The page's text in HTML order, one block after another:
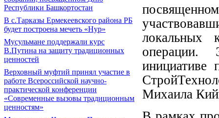
Республики Башкортостан
В с.Тарказы Ермекеевского района РБ
будет построена мечеть «Нур»
Мусульмане поддержали курс
В.Путина на защиту традиционных
ценностей
Верховный муфтий принял участие в
работе Всероссийской научно-
практической конференции
«Современные вызовы традиционным
ценностям»
локальных
операции.
инициативе
Михаила